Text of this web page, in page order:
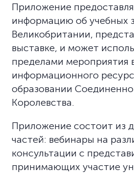
Приложение
информацию об учебных
Великобритании,
выставке, и может
пределами мероприятия
информационного
образовании
Королевства.
Приложение состоит из
частей: вебинары на
консультации с
принимающих участие